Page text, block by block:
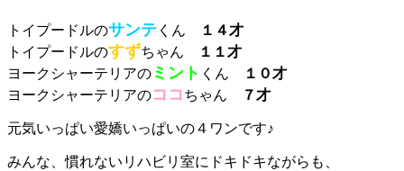
トイプードルのサンテ くん
１４才
トイプードルのすずちゃん
１１才
ヨークシャーテリアの ミント くん
１０才
ヨークシャーテリアのココちゃん ７才
元気いっぱい愛嬌いっぱいの４ワンです♪
みんな、慣れないリハビリ室にドキドキながらも、